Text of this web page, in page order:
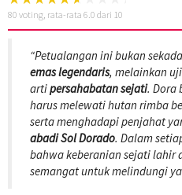
80 voting, rata-rata 6.0 dari 10
“Petualangan ini bukan
emas legendaris, melainkan
artipersahabatan sejati. Dora
harus melewati hutan rimba
serta menghadapi penjahat
abadi Sol Dorado. Dalam
bahwa keberanian sejati lahir
semangat untuk melindungi